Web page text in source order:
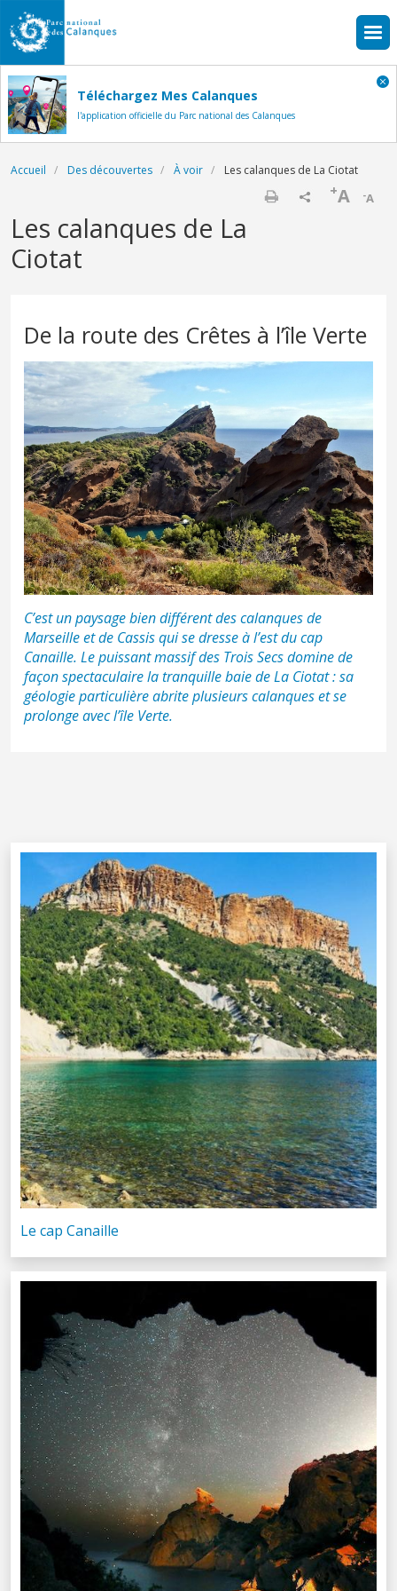
Aller au contenu principal
Téléchargez Mes Calanques
l'application officielle du Parc national des Calanques
Fil d'Ariane
Accueil Des découvertes À voir Les calanques de La Ciotat
-A
+A
Les calanques de La
Ciotat
De la route des Crêtes à l’île Verte
C’est un paysage bien différent descalanques de
Marseilleetde Cassisqui se dresse à l’est du cap
Canaille. Le puissant massif des Trois Secs domine de
façon spectaculaire la tranquille baie deLa Ciotat: sa
géologie particulière abrite plusieurs calanques et se
prolonge avec l’île Verte.
Le cap Canaille